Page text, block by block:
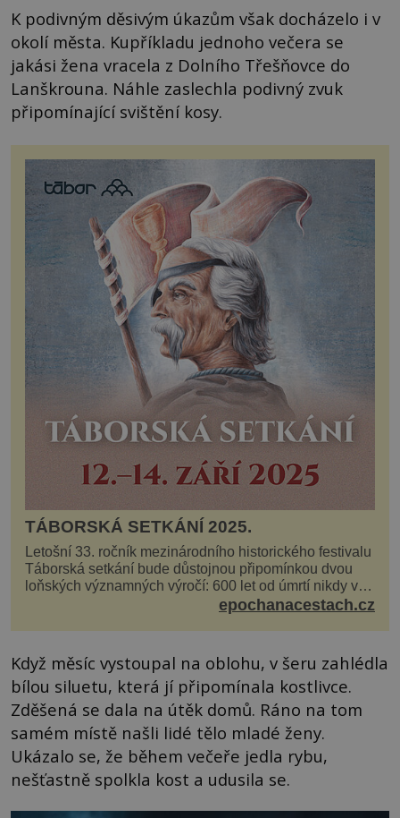
K podivným děsivým úkazům však docházelo i v
okolí města. Kupříkladu jednoho večera se
jakási žena vracela z Dolního Třešňovce do
Lanškrouna. Náhle zaslechla podivný zvuk
připomínající svištění kosy.
TÁBORSKÁ SETKÁNÍ 2025.
Letošní 33. ročník mezinárodního historického festivalu
Táborská setkání bude důstojnou připomínkou dvou
loňských významných výročí: 600 let od úmrtí nikdy v
poli neporaženého hejtmana Jana Žižky z Tr...
epochanacestach.cz
Když měsíc vystoupal na oblohu, v šeru zahlédla
bílou siluetu, která jí připomínala kostlivce.
Zděšená se dala na útěk domů. Ráno na tom
samém místě našli lidé tělo mladé ženy.
Ukázalo se, že během večeře jedla rybu,
nešťastně spolkla kost a udusila se.